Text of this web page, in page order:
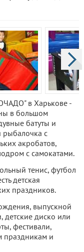
в Харькове -
в большом
батуты и
рыбалочка с
акробатов,
с самокатами.
тенис, футбол
детская
праздников.
выпускной
детские диско или
фестивали,
праздникам и